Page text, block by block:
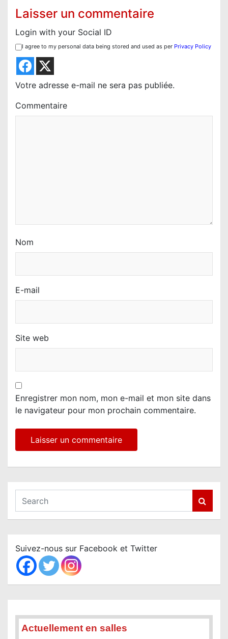
Laisser un commentaire
Login with your Social ID
I agree to my personal data being stored and used as per Privacy Policy
Votre adresse e-mail ne sera pas publiée.
Commentaire
Nom
E-mail
Site web
Enregistrer mon nom, mon e-mail et mon site dans
le navigateur pour mon prochain commentaire.
a
c
h
Suivez-nous sur Facebook et Twitter
Actuellement en salles